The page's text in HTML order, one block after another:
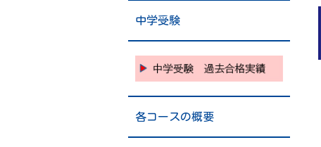
中学受験
各コースの概要